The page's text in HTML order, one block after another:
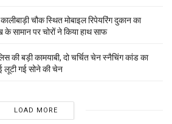
चौक स्थित मोबाइल रिपेयरिंग दुकान का
सामान पर चोरों ने किया हाथ साफ
की बड़ी कामयाबी, दो चर्चित चेन स्नैचिंग कांड का
लूटी गई सोने की चेन
LOAD MORE